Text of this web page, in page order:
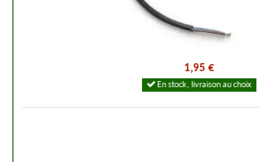
1,95 €
En stock, livraison au choix